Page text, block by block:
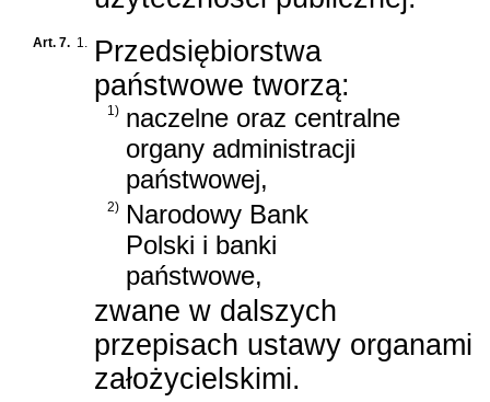
Art. 7. 1. Przedsiębiorstwa
państwowe tworzą:
1) naczelne oraz centralne
organy administracji
państwowej,
2) Narodowy Bank
Polski i banki
państwowe,
zwane w dalszych
przepisach ustawy organami
założycielskimi.